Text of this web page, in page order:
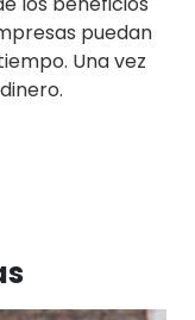
puedan
Una vez